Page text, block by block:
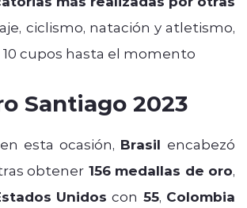
ciclismo, natación y atletismo,
cupos hasta el momento
Santiago 2023
esta ocasión, Brasil encabezó
obtener 156 medallas de oro,
Unidoscon 55, Colombia